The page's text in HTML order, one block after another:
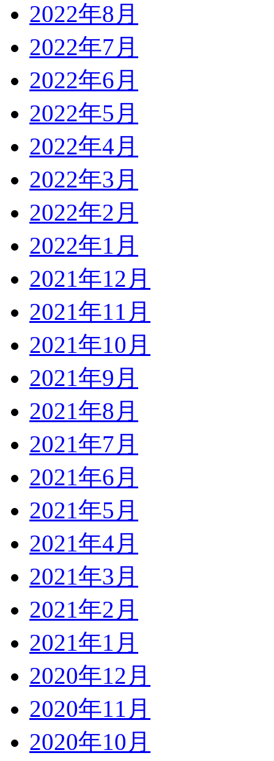
2022年8月
2022年7月
2022年6月
2022年5月
2022年4月
2022年3月
2022年2月
2022年1月
2021年12月
2021年11月
2021年10月
2021年9月
2021年8月
2021年7月
2021年6月
2021年5月
2021年4月
2021年3月
2021年2月
2021年1月
2020年12月
2020年11月
2020年10月